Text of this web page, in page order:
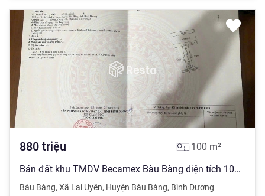
880 triệu 100 m²
Bán đất khu TMDV Becamex Bàu Bàng diện tích 100m2, Đường D3, TTHC Bàu Bàng giá 880tr (VIDEO Flycam)
Bàu Bàng, Xã Lai Uyên, Huyện Bàu Bàng, Bình Dương